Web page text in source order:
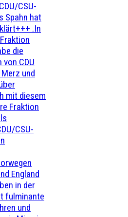
CSU-
Spahn hat
.In
die
CDU
und
mit diesem
Fraktion
CSU-
England
in der
fulminante
und